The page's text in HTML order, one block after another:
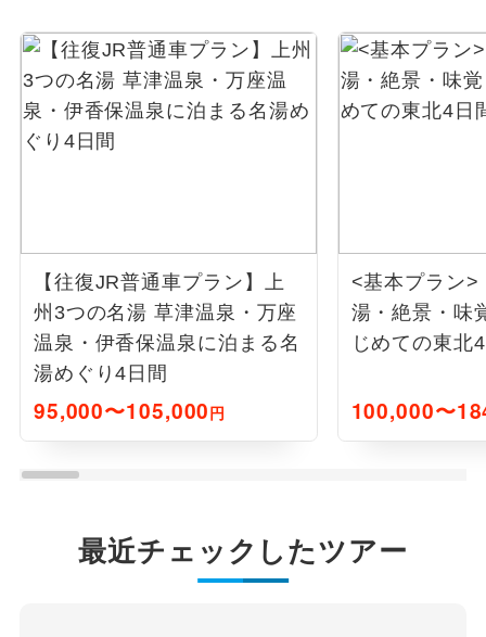
【往復JR普通車プラン】上
州3つの名湯 草津温泉・万座
温泉・伊香保温泉に泊まる名
湯めぐり4日間
95,000〜105,000円
<基本プラン>
湯・絶景・味
じめての東北
100,000〜
最近チェックしたツアー